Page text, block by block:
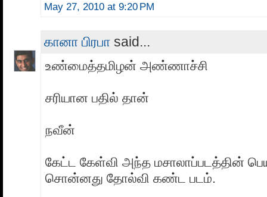
May 27, 2010 at 9:20 PM
கானா பிரபா said...
உண்மைத்தமிழன் அண்ணாச்சி
சரியான பதில் தான்
நவீன்
கேட்ட கேள்வி அந்த மசாலாப்படத்தின்
சொன்னது தோல்வி கண்ட படம்.